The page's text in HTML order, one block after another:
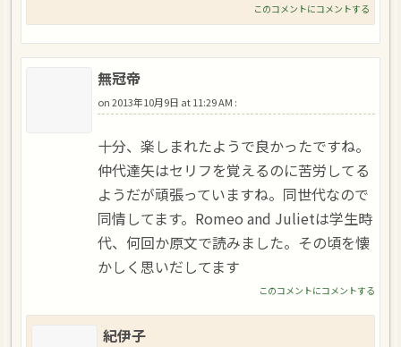
このコメントにコメントする
無冠帝
on2013年10月9日 at 11:29 AM :
十分、楽しまれたようで良かったですね。
仲代達矢はセリフを覚えるのに苦労してる
ようだが頑張っていますね。同世代なので
同情してます。Romeo and Julietは学生時
代、何回か原文で読みました。その頃を懐
かしく思いだしてます
このコメントにコメントする
紀伊子